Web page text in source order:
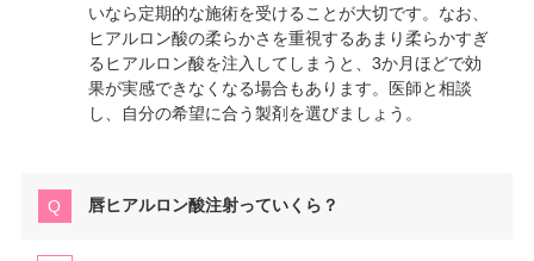
いなら定期的な施術を受けることが大切です。なお、
ヒアルロン酸の柔らかさを重視するあまり柔らかすぎ
るヒアルロン酸を注入してしまうと、3か月ほどで効
果が実感できなくなる場合もあります。医師と相談
し、自分の希望に合う製剤を選びましょう。
唇ヒアルロン酸注射っていくら？